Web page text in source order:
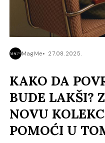
MagMe 27.08.2025.
KAKO DA
BUDE LAKŠI?
NOVU
POMOĆI U